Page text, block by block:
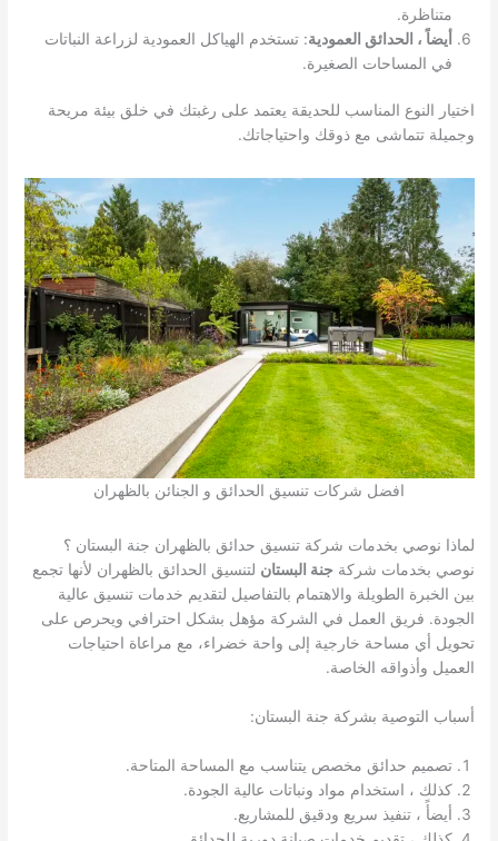
متناظرة.
أيضاً ، الحدائق العمودية: تستخدم الهياكل العمودية لزراعة النباتات
في المساحات الصغيرة.
اختيار النوع المناسب للحديقة يعتمد على رغبتك في خلق بيئة مريحة
وجميلة تتماشى مع ذوقك واحتياجاتك.
افضل شركات تنسيق الحدائق و الجنائن بالظهران
لماذا نوصي بخدمات شركة تنسيق حدائق بالظهران جنة البستان ؟
نوصي بخدمات شركة جنة البستان لتنسيق الحدائق بالظهران لأنها تجمع
بين الخبرة الطويلة والاهتمام بالتفاصيل لتقديم خدمات تنسيق عالية
الجودة. فريق العمل في الشركة مؤهل بشكل احترافي ويحرص على
تحويل أي مساحة خارجية إلى واحة خضراء، مع مراعاة احتياجات
العميل وأذواقه الخاصة.
أسباب التوصية بشركة جنة البستان:
تصميم حدائق مخصص يتناسب مع المساحة المتاحة.
كذلك ، استخدام مواد ونباتات عالية الجودة.
أيضأً ، تنفيذ سريع ودقيق للمشاريع.